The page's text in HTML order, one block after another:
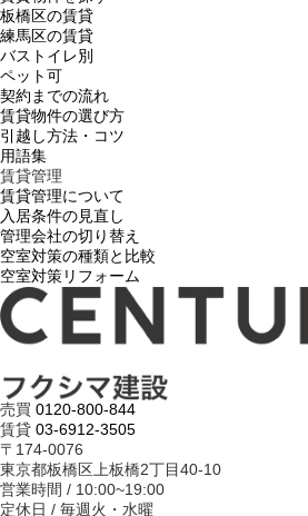
板橋区の賃貸
練馬区の賃貸
バストイレ別
ペット可
契約までの流れ
賃貸物件の選び方
引越し方法・コツ
用語集
賃貸管理
賃貸管理について
入居条件の見直し
管理会社の切り替え
空室対策の種類と比較
空室対策リフォーム
売買 0120-800-844
賃貸 03-6912-3505
〒174-0076
東京都板橋区上板橋2丁目40-10
営業時間 / 10:00~19:00
定休日 / 毎週火・水曜